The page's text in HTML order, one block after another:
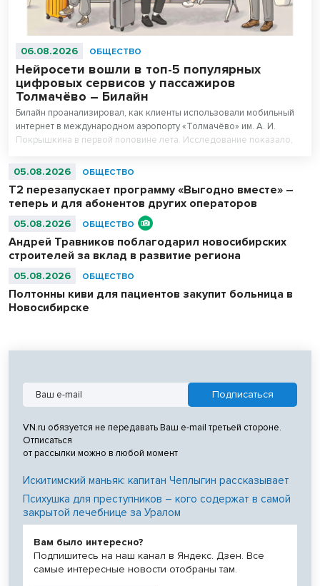
06.08.2026 ОБЩЕСТВО
Нейросети вошли в топ-5 популярных
цифровых сервисов у пассажиров
Толмачёво – Билайн
Билайн проанализировал, как клиенты использовали мобильный
интернет в международном аэропорту «Толмачёво» им. А. И.
Покрышкина в первой половине лета. Исследование показало,
сервисов у пассажиров 16–44 лет. При этом миллениалы (29–44
аэропорту.
05.08.2026 ОБЩЕСТВО
Т2 перезапускает программу «Выгодно вместе» –
теперь и для абонентов других операторов
05.08.2026 ОБЩЕСТВО
Андрей Травников поблагодарил новосибирских
строителей за вклад в развитие региона
05.08.2026 ОБЩЕСТВО
Полтонны киви для пациентов закупит больница в
Новосибирске
VN.ru обязуется не передавать Ваш e-mail третьей стороне.
Отписаться
от рассылки можно в любой момент
Искитимский маньяк: капитан Чеплыгин рассказывает
Психушка для преступников – кого содержат в самой
закрытой лечебнице за Уралом
Вам было интересно?
Подпишитесь на наш канал в Яндекс. Дзен. Все
самые интересные новости отобраны там.